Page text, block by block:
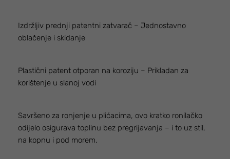
Izdržljiv prednji patentni zatvarač – Jednostavno
oblačenje i skidanje
Plastični patent otporan na koroziju – Prikladan za
korištenje u slanoj vodi
Savršeno za ronjenje u plićacima, ovo kratko ronilačko
odijelo osigurava toplinu bez pregrijavanja – i to uz stil,
na kopnu i pod morem.